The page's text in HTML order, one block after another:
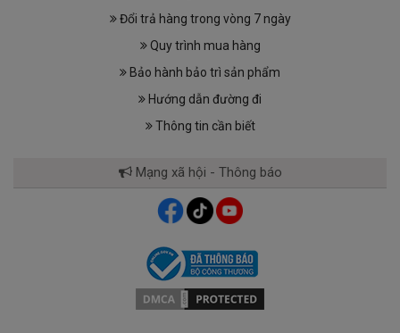
Đổi trả hàng trong vòng 7 ngày
Quy trình mua hàng
Bảo hành bảo trì sản phẩm
Hướng dẫn đường đi
Thông tin cần biết
Mạng xã hội - Thông báo